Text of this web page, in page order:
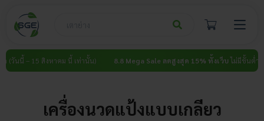
content
วันนี้ – 15 สิงหาคม นี้ เท่านั้น) 8.8 Mega Sale ลดสูงสุด 15% ทั้งเว็บไม่มีขั้นต่ำ (วั
เครื่องนวดแป้งแบบเกลียว